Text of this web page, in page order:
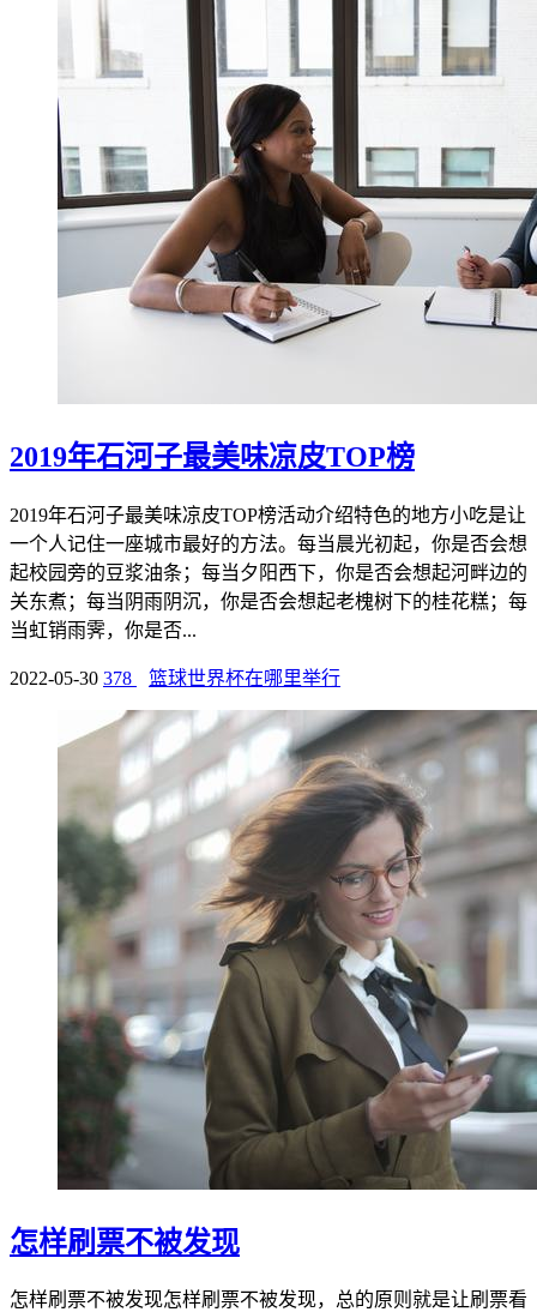
2019年石河子最美味凉皮TOP榜
2019年石河子最美味凉皮TOP榜活动介绍特色的地方小吃是让
一个人记住一座城市最好的方法。每当晨光初起，你是否会想
起校园旁的豆浆油条；每当夕阳西下，你是否会想起河畔边的
关东煮；每当阴雨阴沉，你是否会想起老槐树下的桂花糕；每
当虹销雨霁，你是否...
2022-05-30 378 篮球世界杯在哪里举行
怎样刷票不被发现
怎样刷票不被发现怎样刷票不被发现，总的原则就是让刷票看